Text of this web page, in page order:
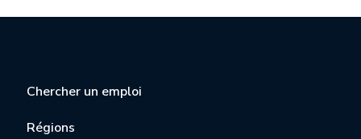
Chercher un emploi
Régions